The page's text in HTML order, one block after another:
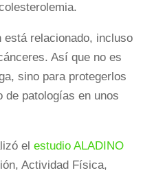
está relacionado, incluso
Así que no es
sino para protegerlos
de patologías en unos
el estudio ALADINO
Actividad Física,